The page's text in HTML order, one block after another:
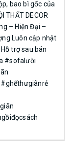
bao bì gốc của
THẤT DECOR
– Hiện Đại –
Luôn cập nhật
trợ sau bán
#sofalười